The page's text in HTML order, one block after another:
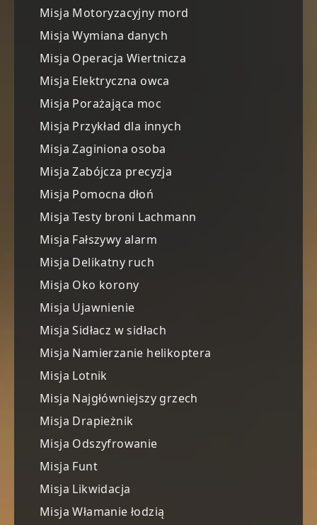
Misja Motoryzacyjny mord
Misja Wymiana danych
Misja Operacja Wiertnicza
Misja Elektryczna owca
Misja Porażająca moc
Misja Przykład dla innych
Misja Zaginiona osoba
Misja Zabójcza precyzja
Misja Pomocna dłoń
Misja Testy broni Lachmann
Misja Fałszywy alarm
Misja Delikatny ruch
Misja Oko korony
Misja Ujawnienie
Misja Sidłacz w sidłach
Misja Namierzanie helikoptera
Misja Lotnik
Misja Najgłówniejszy grzech
Misja Drapieżnik
Misja Odszyfrowanie
Misja Funt
Misja Likwidacja
Misja Włamanie łodzią